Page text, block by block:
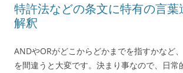
特許法などの条文に特有の言葉
解釈
ANDやORがどこからどかまでを指すかなど
を間違うと大変です。決まり事なので、日常